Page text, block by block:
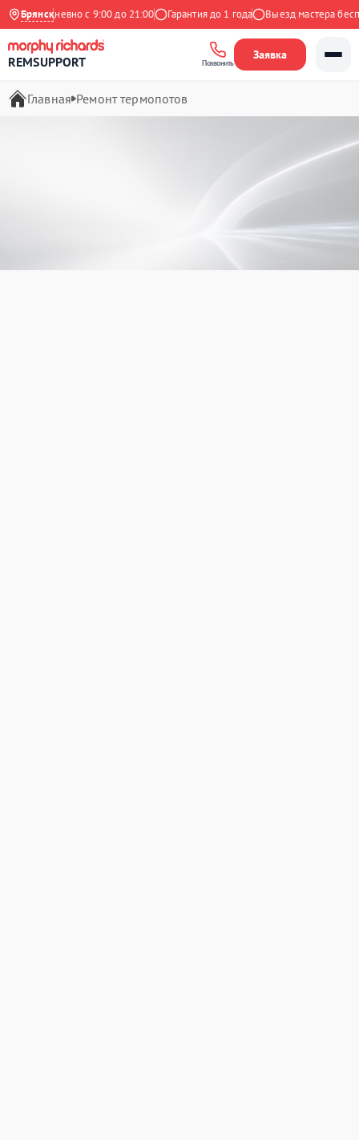
Брянск
Ежедневно с 9:00 до 21:00 Гарантия до 1 года Выезд мастера
REMSUPPORT Позвонить
Заявка
Главная Ремонт термопотов